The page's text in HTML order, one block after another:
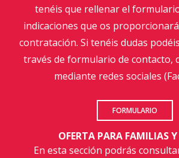
tenéis que rellenar el
indicaciones que os
contratación. Si tenéis dudas
través de formulario de contacto,
mediante redes sociales
FORMULARIO
OFERTA PARA FAMILIAS
En esta sección podrás